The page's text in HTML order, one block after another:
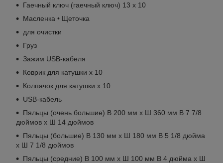
Гаечный ключ (гаечный ключ) 13 x 10
Масленка • Щеточка
для очистки
Груз
Зажим USB-кабеля
Коврик для катушки x 10
Колпачок для катушки x 10
USB-кабель
Пяльцы (очень большие) В 200 мм x Ш 360 мм В 7 7/8
дюймов x Ш 14 дюймов
Пяльцы (большие) В 130 мм x Ш 180 мм В 5 1/8 дюйма
x Ш 7 1/8 дюймов
Пяльцы (средние) В 100 мм x Ш 100 мм В 4 дюйма x Ш